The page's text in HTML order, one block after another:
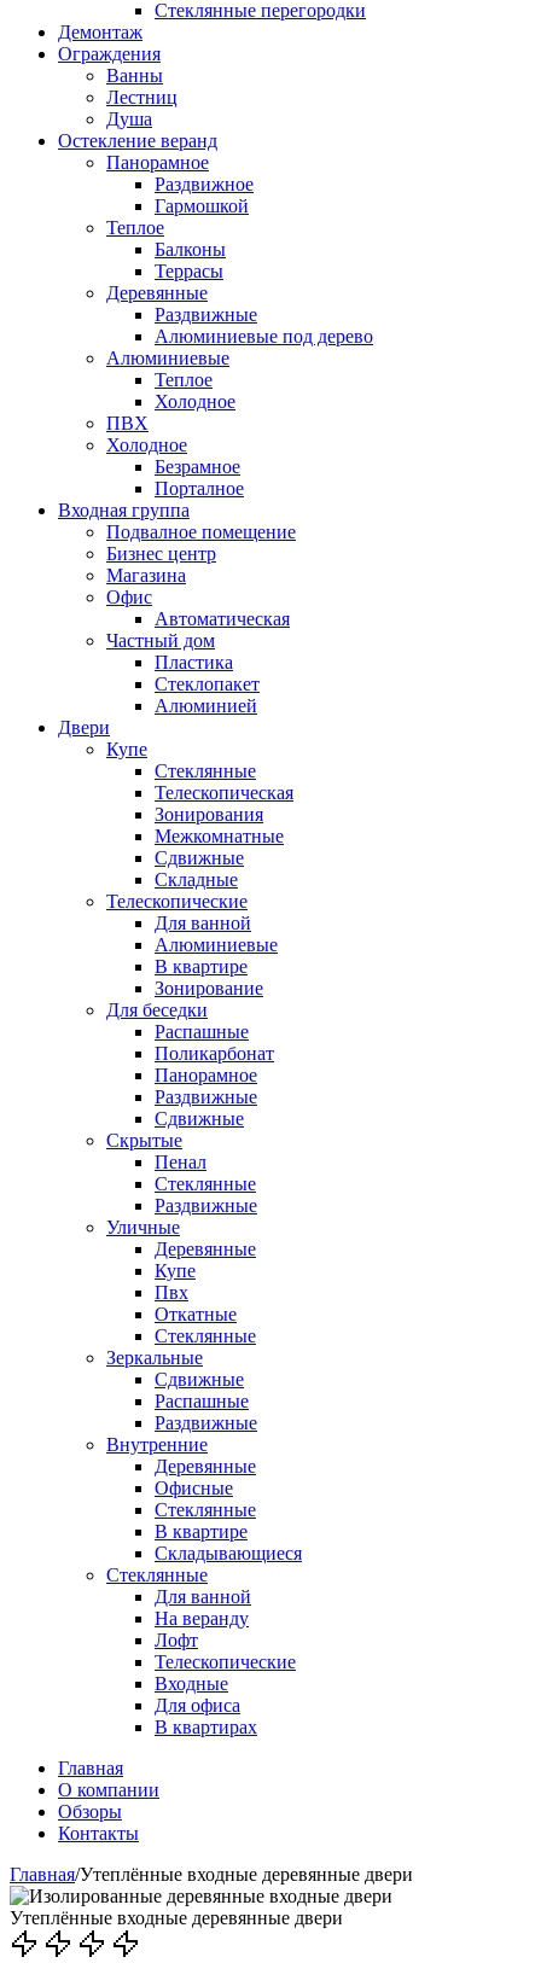
Стеклянные перегородки
Демонтаж
Ограждения
Ванны
Лестниц
Душа
Остекление веранд
Панорамное
Раздвижное
Гармошкой
Теплое
Балконы
Террасы
Деревянные
Раздвижные
Алюминиевые под дерево
Алюминиевые
Теплое
Холодное
ПВХ
Холодное
Безрамное
Порталное
Входная группа
Подвалное помещение
Бизнес центр
Магазина
Офис
Автоматическая
Частный дом
Пластика
Стеклопакет
Алюминией
Двери
Купе
Стеклянные
Телескопическая
Зонирования
Межкомнатные
Сдвижные
Складные
Телескопические
Для ванной
Алюминиевые
В квартире
Зонирование
Для беседки
Распашные
Поликарбонат
Панорамное
Раздвижные
Сдвижные
Скрытые
Пенал
Стеклянные
Раздвижные
Уличные
Деревянные
Купе
Пвх
Откатные
Стеклянные
Зеркальные
Сдвижные
Распашные
Раздвижные
Внутренние
Деревянные
Офисные
Стеклянные
В квартире
Складывающиеся
Стеклянные
Для ванной
На веранду
Лофт
Телескопические
Входные
Для офиса
В квартирах
Главная
О компании
Обзоры
Контакты
Главная/Утеплённые входные деревянные двери
Утеплённые входные деревянные двери